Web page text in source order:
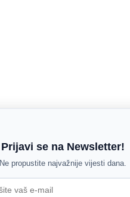
Prijavi se na Newsletter!
Ne propustite najvažnije vijesti dana.